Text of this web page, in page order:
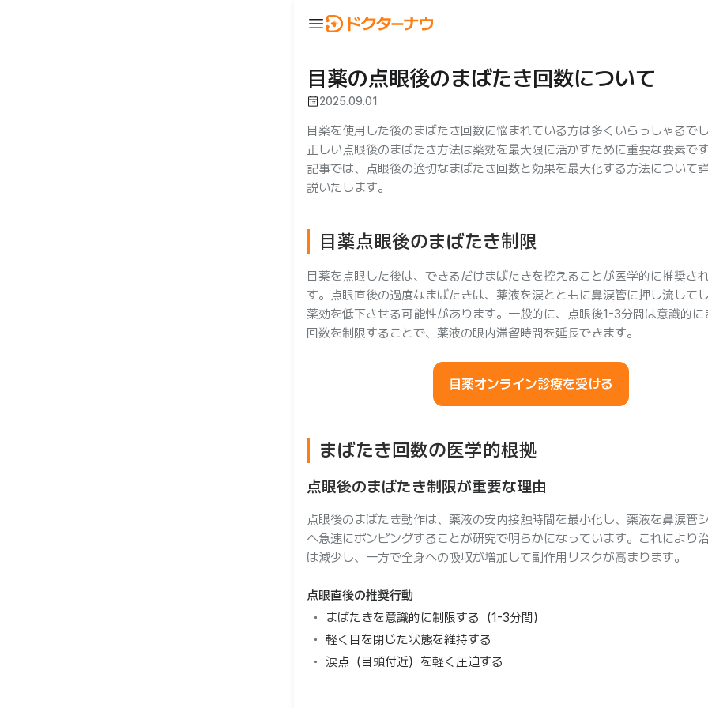
menu
目薬の点眼後のまばたき回数について
calendar_month2025.09.01
目薬を使用した後のまばたき回数に悩まれている方は多くいらっしゃるでし
正しい点眼後のまばたき方法は薬効を最大限に活かすために重要な要素で
記事では、点眼後の適切なまばたき回数と効果を最大化する方法について
説いたします。
目薬点眼後のまばたき制限
目薬を点眼した後は、できるだけまばたきを控えることが医学的に推奨さ
す。点眼直後の過度なまばたきは、薬液を涙とともに鼻涙管に押し流してし
薬効を低下させる可能性があります。一般的に、点眼後1-3分間は意識的に
回数を制限することで、薬液の眼内滞留時間を延長できます。
目薬オンライン診療を受ける
まばたき回数の医学的根拠
点眼後のまばたき制限が重要な理由
点眼後のまばたき動作は、薬液の安内接触時間を最小化し、薬液を鼻涙管
へ急速にポンピングすることが研究で明らかになっています。これにより
は減少し、一方で全身への吸収が増加して副作用リスクが高まります。
点眼直後の推奨行動
まばたきを意識的に制限する（1-3分間）
軽く目を閉じた状態を維持する
涙点（目頭付近）を軽く圧迫する